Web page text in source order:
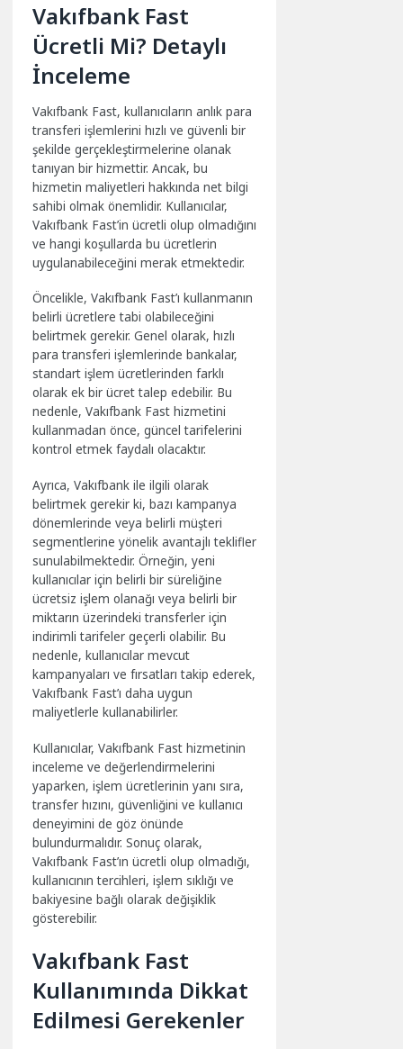
Vakıfbank Fast
Ücretli Mi? Detaylı
İnceleme
Vakıfbank Fast, kullanıcıların anlık para
transferi işlemlerini hızlı ve güvenli bir
şekilde gerçekleştirmelerine olanak
tanıyan bir hizmettir. Ancak, bu
hizmetin maliyetleri hakkında net bilgi
sahibi olmak önemlidir. Kullanıcılar,
Vakıfbank Fast’in ücretli olup olmadığını
ve hangi koşullarda bu ücretlerin
uygulanabileceğini merak etmektedir.
Öncelikle, Vakıfbank Fast’ı kullanmanın
belirli ücretlere tabi olabileceğini
belirtmek gerekir. Genel olarak, hızlı
para transferi işlemlerinde bankalar,
standart işlem ücretlerinden farklı
olarak ek bir ücret talep edebilir. Bu
nedenle, Vakıfbank Fast hizmetini
kullanmadan önce, güncel tarifelerini
kontrol etmek faydalı olacaktır.
Ayrıca, Vakıfbank ile ilgili olarak
belirtmek gerekir ki, bazı kampanya
dönemlerinde veya belirli müşteri
segmentlerine yönelik avantajlı teklifler
sunulabilmektedir. Örneğin, yeni
kullanıcılar için belirli bir süreliğine
ücretsiz işlem olanağı veya belirli bir
miktarın üzerindeki transferler için
indirimli tarifeler geçerli olabilir. Bu
nedenle, kullanıcılar mevcut
kampanyaları ve fırsatları takip ederek,
Vakıfbank Fast’ı daha uygun
maliyetlerle kullanabilirler.
Kullanıcılar, Vakıfbank Fast hizmetinin
inceleme ve değerlendirmelerini
yaparken, işlem ücretlerinin yanı sıra,
transfer hızını, güvenliğini ve kullanıcı
deneyimini de göz önünde
bulundurmalıdır. Sonuç olarak,
Vakıfbank Fast’ın ücretli olup olmadığı,
kullanıcının tercihleri, işlem sıklığı ve
bakiyesine bağlı olarak değişiklik
gösterebilir.
Vakıfbank Fast
Kullanımında Dikkat
Edilmesi Gerekenler